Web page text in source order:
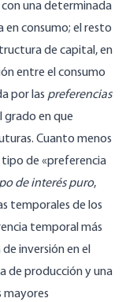
con una determinada
consumo; el resto
de capital, en
entre el consumo
por las preferencias
grado en que
Cuanto menos
tipo de «preferencia
de interés puro,
temporales de los
temporal más
inversión en el
de producción y una
mayores